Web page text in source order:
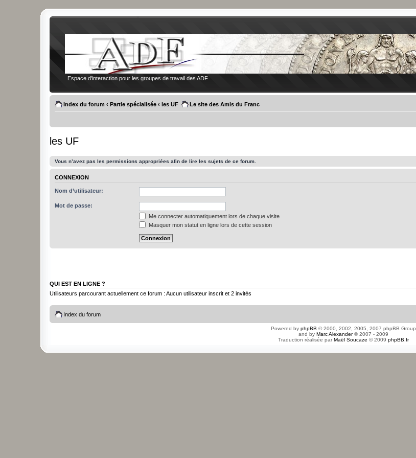
Espace d'interaction pour les groupes de travail des ADF
Index du forum ‹ Partie spécialisée ‹ les UF Le site des Amis du Franc
les UF
Vous n’avez pas les permissions appropriées afin de lire les sujets de ce forum.
CONNEXION
Nom d’utilisateur:
Mot de passe:
Me connecter automatiquement lors de chaque visite
Masquer mon statut en ligne lors de cette session
QUI EST EN LIGNE ?
Utilisateurs parcourant actuellement ce forum : Aucun utilisateur inscrit et 2 invités
Index du forum
Powered by phpBB © 2000, 2002, 2005, 2007 phpBB Group
and by Marc Alexander© 2007 - 2009
Traduction réalisée parMaël Soucaze © 2009 phpBB.fr